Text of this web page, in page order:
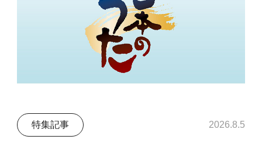
特集記事 2026.8.5